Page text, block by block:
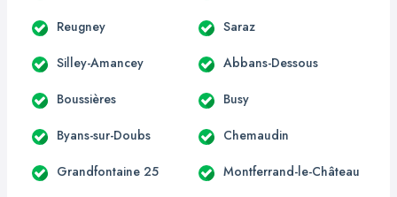
Reugney Saraz
Silley-Amancey Abbans-Dessous
Boussières Busy
Byans-sur-Doubs Chemaudin
Grandfontaine 25 Montferrand-le-Château